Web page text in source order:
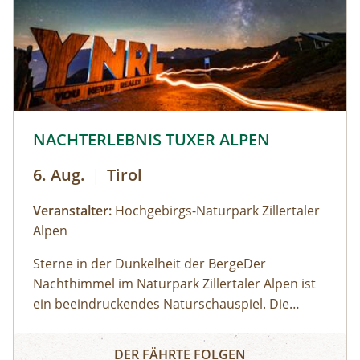
NACHTERLEBNIS TUXER ALPEN
6. Aug. | Tirol
Veranstalter: Hochgebirgs-Naturpark Zillertaler
Alpen
Sterne in der Dunkelheit der BergeDer
Nachthimmel im Naturpark Zillertaler Alpen ist
ein beeindruckendes Naturschauspiel. Die
zu den Regionen, wo man den dunklen
NACHTERLEBNIS TUXER ALPEN
DER FÄHRTE FOLGEN